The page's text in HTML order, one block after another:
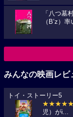
「八つ墓
（B’z）
みんなの映画レビ
トイ・ストーリー5
★★★★★
児）がi...